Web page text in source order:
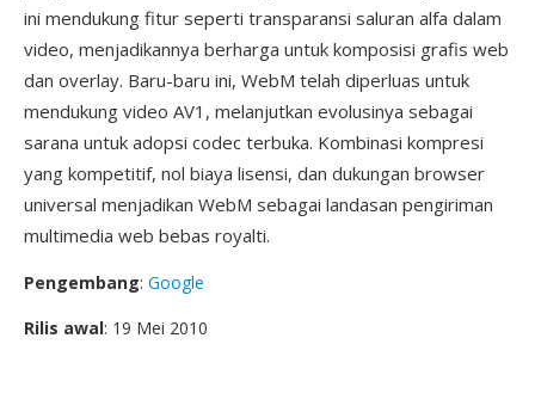
ini mendukung fitur seperti transparansi saluran alfa dalam
video, menjadikannya berharga untuk komposisi grafis web
dan overlay. Baru-baru ini, WebM telah diperluas untuk
mendukung video AV1, melanjutkan evolusinya sebagai
sarana untuk adopsi codec terbuka. Kombinasi kompresi
yang kompetitif, nol biaya lisensi, dan dukungan browser
universal menjadikan WebM sebagai landasan pengiriman
multimedia web bebas royalti.
Pengembang: Google
Rilis awal: 19 Mei 2010